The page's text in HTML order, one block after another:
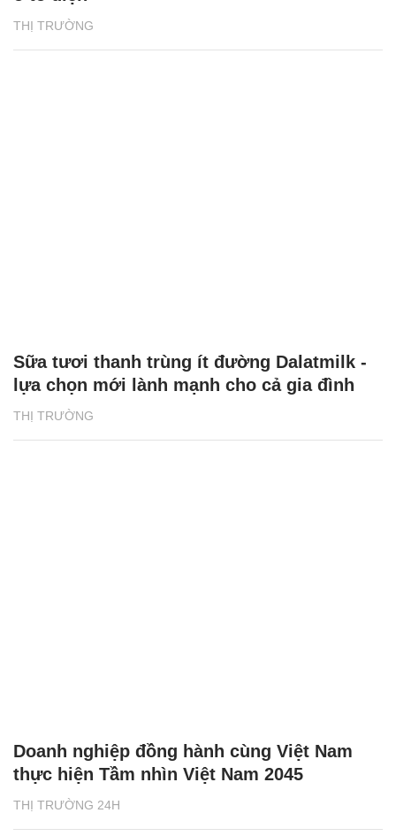
THỊ TRƯỜNG
THỊ TRƯỜNG
Sữa tươi thanh trùng ít đường Dalatmilk -
lựa chọn mới lành mạnh cho cả gia đình
THỊ TRƯỜNG 24H
Doanh nghiệp đồng hành cùng Việt Nam
thực hiện Tầm nhìn Việt Nam 2045